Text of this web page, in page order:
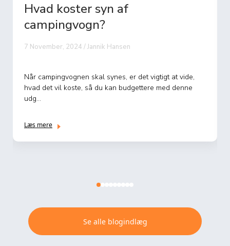
Hvad koster syn af
campingvogn?
7 November, 2024 / Jannik Hansen
Når campingvognen skal synes, er det vigtigt at vide,
hvad det vil koste, så du kan budgettere med denne
udg...
Læs mere
Se alle blogindlæg